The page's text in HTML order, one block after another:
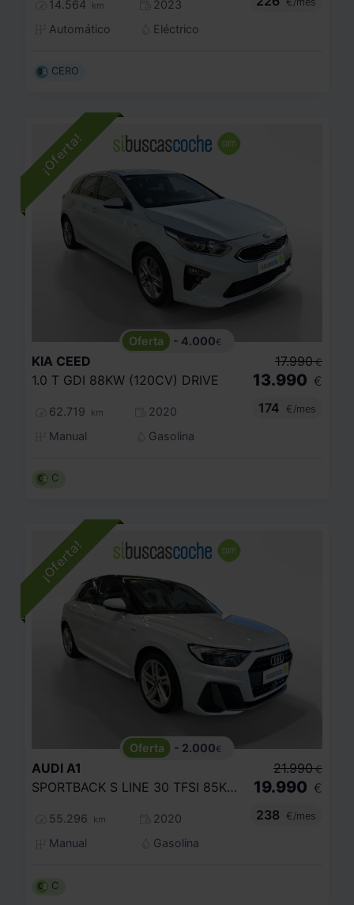
14.564 km
2023
Automático
Eléctrico
CERO
- 4.000€
KIA CEED
1.0 T GDI 88KW (120CV) DRIVE
62.719 km
2020
Manual
Gasolina
17.990 €
13.990 €
174
€/mes
C
- 2.000€
AUDI A1
SPORTBACK S LINE 30 TFSI 85KW (116CV)
55.296 km
2020
Manual
Gasolina
21.990 €
19.990 €
238
€/mes
C